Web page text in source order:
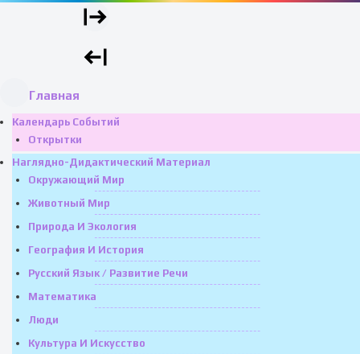
Главная
Календарь Событий
Открытки
Наглядно-Дидактический Материал
Окружающий Мир
Животный Мир
Природа И Экология
География И История
Русский Язык / Развитие Речи
Математика
Люди
Культура И Искусство